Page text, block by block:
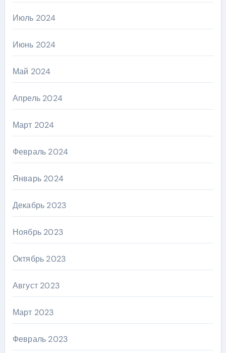
Июль 2024
Июнь 2024
Май 2024
Апрель 2024
Март 2024
Февраль 2024
Январь 2024
Декабрь 2023
Ноябрь 2023
Октябрь 2023
Август 2023
Март 2023
Февраль 2023